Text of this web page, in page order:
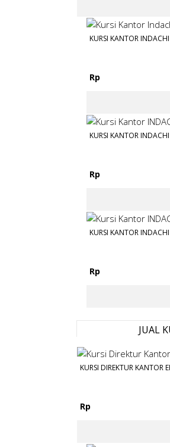
KURSI KANTOR
Rp
KURSI KANTOR
Rp
KURSI KANTOR
Rp
JUAL
KURSI DIREKTUR KANTOR
Rp